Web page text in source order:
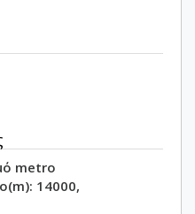
metro
14000,